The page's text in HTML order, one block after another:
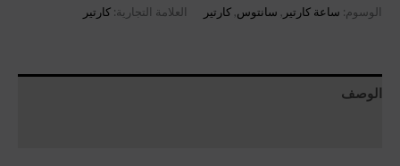
الوسوم: ساعة كارتير سانتوس كارتير العلامة التجارية: كارتير
الوصف